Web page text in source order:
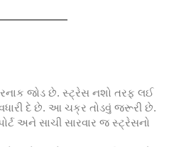
જોડ છે. સ્ટ્રેસ નશો તરફ લઈ
દે છે. આ ચક્ર તોડવું જરૂરી છે.
અને સાચી સારવાર જ સ્ટ્રેસનો